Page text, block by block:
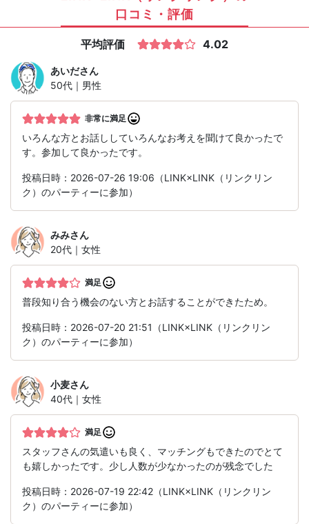
口コミ・評価
平均評価 4.02
あいださん
50代｜男性
非常に満足
いろんな方とお話ししていろんなお考えを聞けて良かったで
す。参加して良かったです。
投稿日時：2026-07-26 19:06（LINK×LINK（リンクリン
ク）のパーティーに参加）
みみさん
20代｜女性
満足
普段知り合う機会のない方とお話することができたため。
投稿日時：2026-07-20 21:51（LINK×LINK（リンクリン
ク）のパーティーに参加）
小麦さん
40代｜女性
満足
スタッフさんの気遣いも良く、マッチングもできたのでとて
も嬉しかったです。少し人数が少なかったのが残念でした
投稿日時：2026-07-19 22:42（LINK×LINK（リンクリン
ク）のパーティーに参加）